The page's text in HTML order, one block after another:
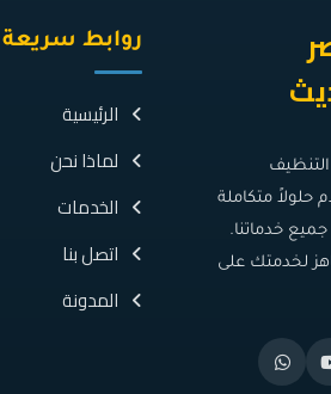
حلولاً متكاملة
خدماتنا.
لخدمتك على
روابط سريعة
الرئيسية
لماذا نحن
الخدمات
اتصل بنا
المدونة